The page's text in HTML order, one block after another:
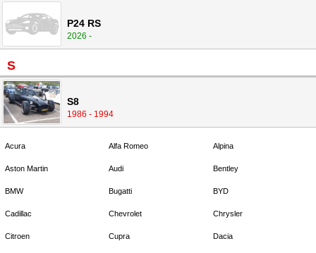
P24 RS
2026 -
S
S8
1986 - 1994
Acura Alfa Romeo Alpina
Aston Martin Audi Bentley
BMW Bugatti BYD
Cadillac Chevrolet Chrysler
Citroen Cupra Dacia